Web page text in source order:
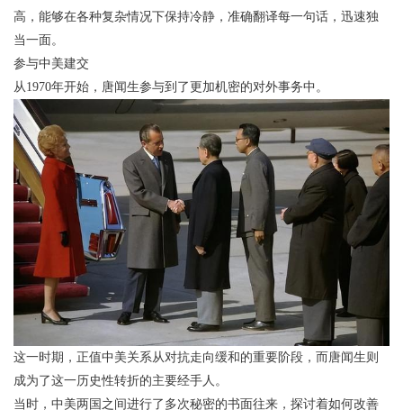
高，能够在各种复杂情况下保持冷静，准确翻译每一句话，迅速独
当一面。
参与中美建交
从1970年开始，唐闻生参与到了更加机密的对外事务中。
这一时期，正值中美关系从对抗走向缓和的重要阶段，而唐闻生则
成为了这一历史性转折的主要经手人。
当时，中美两国之间进行了多次秘密的书面往来，探讨着如何改善